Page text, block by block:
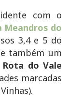
com o
Meandros do
3,4 e 5 do
também um
Rota do Vale
marcadas